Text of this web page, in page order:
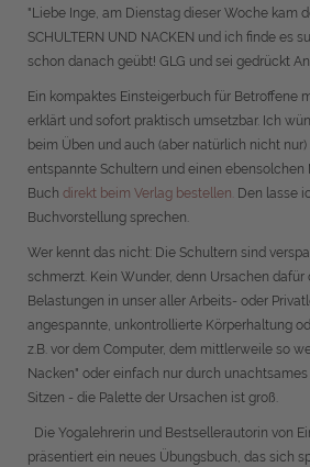
"Liebe Inge, am Dienstag dieser Woche kam
SCHULTERN UND NACKEN und ich finde es
schon danach geübt! GLG und sei gedrückt
Ein kompaktes Einsteigerbuch für Betroffene
erklärt und sofort praktisch umsetzbar. Ich
beim Üben und auch (aber natürlich nicht
entspannte Schultern und einen ebensolchen
Buch direkt beim Verlag bestellen. Den lasse
Buchvorstellung sprechen.
Wer kennt das nicht: Die Schultern sind
schmerzt. Kein Wunder, denn Ursachen
Belastungen in unser aller Arbeits- oder
angespannte, unkontrollierte Körperhaltung
z.B. vor dem Computer, dem mittlerweile so
Nacken" oder einfach nur durch
Sitzen - die Palette der Ursachen ist groß.
Die Yogalehrerin und Bestsellerautorin von
präsentiert ein neues Übungsbuch, das sich